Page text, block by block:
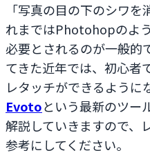
「写真の目の下のシワ
れまではPhotohopのよ
必要とされるのが一般的
てきた近年では、初心者
レタッチができるように
Evotoという最新のツー
解説していきますので、
参考にしてください。